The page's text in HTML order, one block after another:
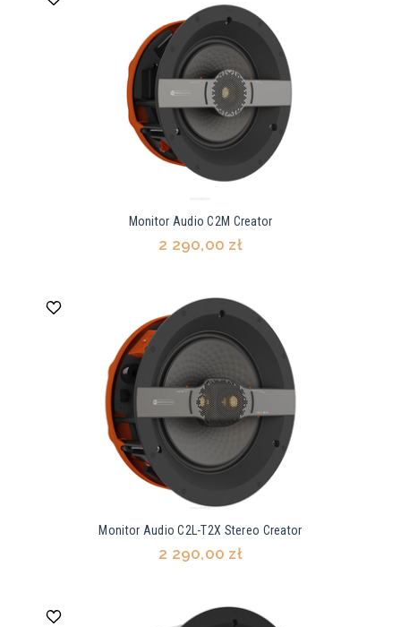
Monitor Audio C2M Creator
2 290,00 zł
Monitor Audio C2L-T2X Stereo Creator
2 290,00 zł